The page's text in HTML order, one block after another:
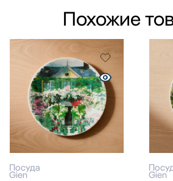
Похожие
Посуда
Gien Gien